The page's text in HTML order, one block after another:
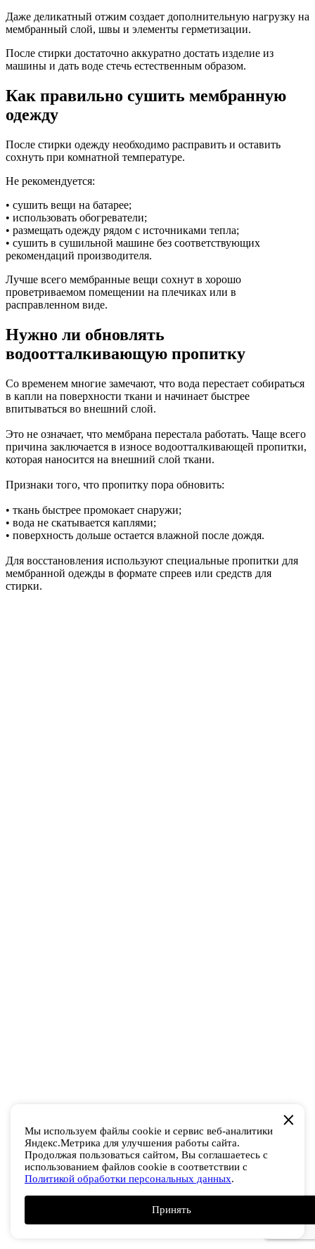
Даже деликатный отжим создает дополнительную нагрузку на
мембранный слой, швы и элементы герметизации.
После стирки достаточно аккуратно достать изделие из
машины и дать воде стечь естественным образом.
Как правильно сушить мембранную
одежду
После стирки одежду необходимо расправить и оставить
сохнуть при комнатной температуре.
Не рекомендуется:
• сушить вещи на батарее;
• использовать обогреватели;
• размещать одежду рядом с источниками тепла;
• сушить в сушильной машине без соответствующих
рекомендаций производителя.
Лучше всего мембранные вещи сохнут в хорошо
проветриваемом помещении на плечиках или в
расправленном виде.
Нужно ли обновлять
водоотталкивающую пропитку
Со временем многие замечают, что вода перестает собираться
в капли на поверхности ткани и начинает быстрее
впитываться во внешний слой.
Это не означает, что мембрана перестала работать. Чаще всего
причина заключается в износе водоотталкивающей пропитки,
которая наносится на внешний слой ткани.
Признаки того, что пропитку пора обновить:
• ткань быстрее промокает снаружи;
• вода не скатывается каплями;
• поверхность дольше остается влажной после дождя.
Для восстановления используют специальные пропитки для
мембранной одежды в формате спреев или средств для
стирки.
Мы используем файлы cookie и сервис веб-аналитики
Яндекс.Метрика для улучшения работы сайта.
Продолжая пользоваться сайтом, Вы соглашаетесь с
использованием файлов cookie в соответствии с
Политикой обработки персональных данных.
Принять